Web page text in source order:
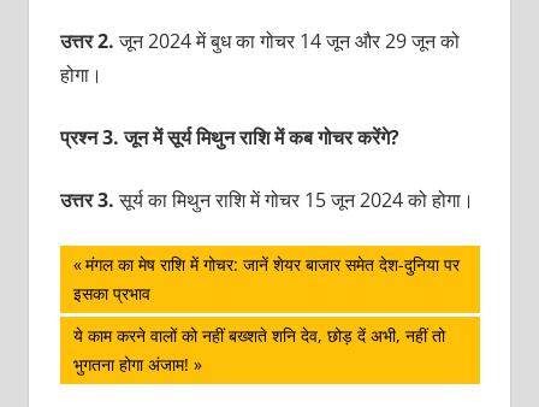
उत्तर 2.जून 2024 में बुध का गोचर 14 जून और 29 जून को
होगा।
प्रश्न 3. जून में सूर्य मिथुन राशि में कब गोचर करेंगे?
उत्तर 3.सूर्य का मिथुन राशि में गोचर 15 जून 2024 को होगा।
पोस्ट
नेविगेशन
Previous
Post:
मंगल का मेष राशि में गोचर: जानें शेयर बाजार समेत देश-दुनिया पर
इसका प्रभाव
Next
Post:
ये काम करने वालों को नहीं बख्शते शनि देव, छोड़ दें अभी, नहीं तो
भुगतना होगा अंजाम!